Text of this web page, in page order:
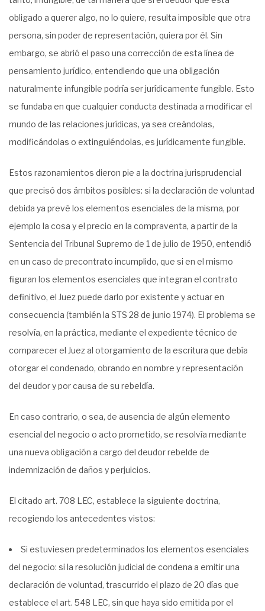
obligado a querer algo, no lo quiere, resulta imposible que otra
persona, sin poder de representación, quiera por él. Sin
embargo, se abrió el paso una corrección de esta línea de
pensamiento jurídico, entendiendo que una obligación
naturalmente infungible podría ser jurídicamente fungible. Esto
se fundaba en que cualquier conducta destinada a modificar el
mundo de las relaciones jurídicas, ya sea creándolas,
modificándolas o extinguiéndolas, es jurídicamente fungible.
Estos razonamientos dieron pie a la doctrina jurisprudencial
que precisó dos ámbitos posibles: si la declaración de voluntad
debida ya prevé los elementos esenciales de la misma, por
ejemplo la cosa y el precio en la compraventa, a partir de la
Sentencia del Tribunal Supremo de 1 de julio de 1950, entendió
en un caso de precontrato incumplido, que si en el mismo
figuran los elementos esenciales que integran el contrato
definitivo, el Juez puede darlo por existente y actuar en
consecuencia (también la STS 28 de junio 1974). El problema se
resolvía, en la práctica, mediante el expediente técnico de
comparecer el Juez al otorgamiento de la escritura que debía
otorgar el condenado, obrando en nombre y representación
del deudor y por causa de su rebeldía.
En caso contrario, o sea, de ausencia de algún elemento
esencial del negocio o acto prometido, se resolvía mediante
una nueva obligación a cargo del deudor rebelde de
indemnización de daños y perjuicios.
El citado art. 708 LEC, establece la siguiente doctrina,
recogiendo los antecedentes vistos:
Si estuviesen predeterminados los elementos esenciales
del negocio: si la resolución judicial de condena a emitir una
declaración de voluntad, trascurrido el plazo de 20 días que
establece el art. 548 LEC, sin que haya sido emitida por el